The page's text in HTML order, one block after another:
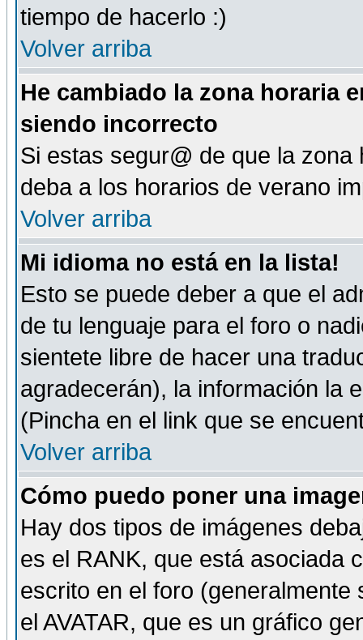
tiempo de hacerlo :)
Volver arriba
He cambiado la zona horaria
siendo incorrecto
Si estas segur@ de que la
deba a los horarios de verano
Volver arriba
Mi idioma no está en la lista!
Esto se puede deber a que el
de tu lenguaje para el foro o
sientete libre de hacer una
agradecerán), la información la
(Pincha en el link que se
Volver arriba
Cómo puedo poner una
Hay dos tipos de imágenes
es el RANK, que está asociada
escrito en el foro
el AVATAR, que es un gráfico